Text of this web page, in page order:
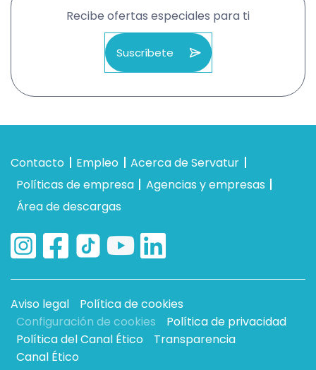
Recibe ofertas especiales para ti
Suscríbete
Contacto Empleo
Acerca de Servatur
Políticas de empresa
Agencias y empresas
Área de descargas
Aviso legal
Política de cookies
Configuración de cookies
Política de privacidad
Política del Canal Ético
Transparencia
Canal Ético